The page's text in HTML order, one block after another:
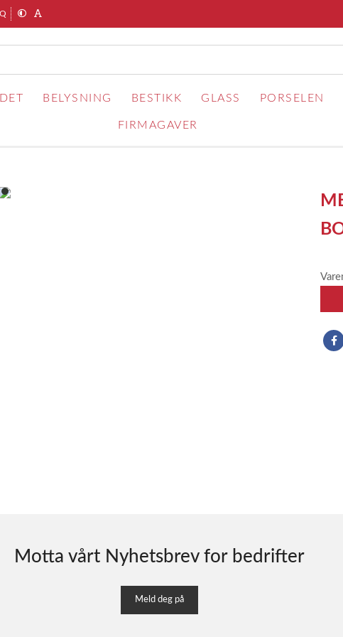
BELYSNING BESTIKK GLASS PORSELEN
FIRMAGAVER
item
Motta vårt Nyhetsbrev for bedrifter
Meld deg på